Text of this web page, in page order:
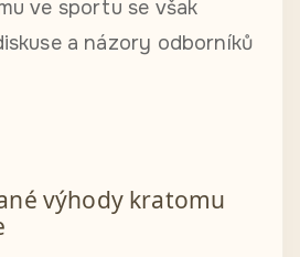
ve sportu se však
a názory odborníků
výhody kratomu